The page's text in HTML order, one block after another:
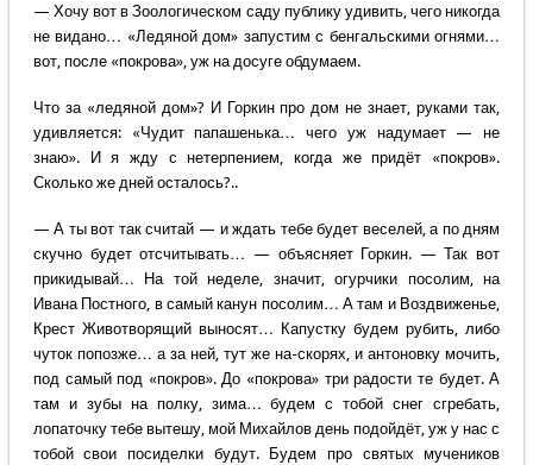
— Хочу вот в Зоологическом саду публику удивить, чего никогда
не видано… «Ледяной дом» запустим с бенгальскими огнями…
вот, после «покрова», уж на досуге обдумаем.
Что за «ледяной дом»? И Горкин про дом не знает, руками так,
удивляется: «Чудит папашенька… чего уж надумает — не
знаю». И я жду с нетерпением, когда же придёт «покров».
Сколько же дней осталось?..
— А ты вот так считай — и ждать тебе будет веселей, а по дням
скучно будет отсчитывать… — объясняет Горкин. — Так вот
прикидывай… На той неделе, значит, огурчики посолим, на
Ивана Постного, в самый канун посолим… А там и Воздвиженье,
Крест Животворящий выносят… Капустку будем рубить, либо
чуток попозже… а за ней, тут же на-скорях, и антоновку мочить,
под самый под «покров». До «покрова» три радости те будет. А
там и зубы на полку, зима… будем с тобой снег сгребать,
лопаточку тебе вытешу, мой Михайлов день подойдёт, уж у нас с
тобой свои посиделки будут. Будем про святых мучеников